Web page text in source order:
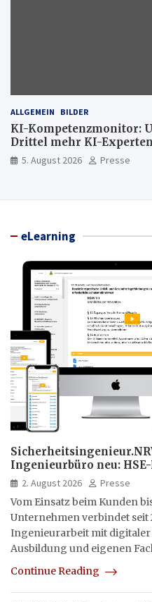
ALLGEMEIN BILDER
KI-Kompetenzmonitor:
Drittel mehr KI-Experten
5. August 2026 Presse
eLearning
Ingenieurbüro neu:
hybrid und multimedial
2. August 2026
Presse
Vom Einsatz beim Kunden
Unternehmen verbindet seit
Ingenieurarbeit mit
Ausbildung und eigenen
Continue Reading